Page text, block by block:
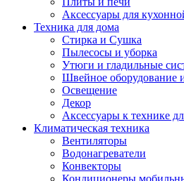
Аксессуары для
Техника для дома
Стирка и Сушка
Пылесосы и уборка
Утюги и гладильные
Швейное оборудование
Освещение
Декор
Аксессуары к технике
Климатическая техника
Вентиляторы
Водонагреватели
Конвекторы
Кондиционеры